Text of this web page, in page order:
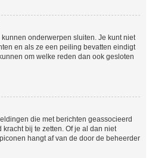
onderwerpen sluiten. Je kunt niet
en als ze een peiling bevatten eindigt
om welke reden dan ook gesloten
die met berichten geassocieerd
bij te zetten. Of je al dan niet
hangt af van de door de beheerder